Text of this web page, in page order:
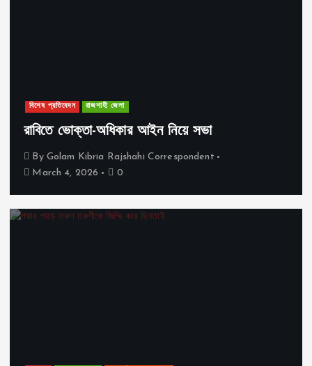
বিশেষ প্রতিবেদন রাজশাহী জেলা
রাবিতে ভোক্তা-অধিকার আইন নিয়ে সভা
By Golam Kibria Rajshahi Correspondent
March 4, 2026
0